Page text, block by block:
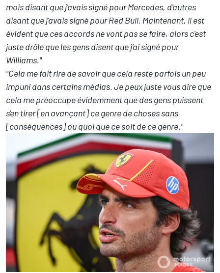
mois disant que j'avais signé pour Mercedes, d'autres
disant que j'avais signé pour Red Bull. Maintenant, il est
évident que ces accords ne vont pas se faire, alors c'est
juste drôle que les gens disent que j'ai signé pour
Williams."
"Cela me fait rire de savoir quecela reste parfois un peu
impuni dans certains médias. Je peux juste vous dire que
cela me préoccupe évidemment que des gens puissent
s'en tirer [en avançant] ce genre de choses sans
[conséquences] ou quoi que ce soit de ce genre."